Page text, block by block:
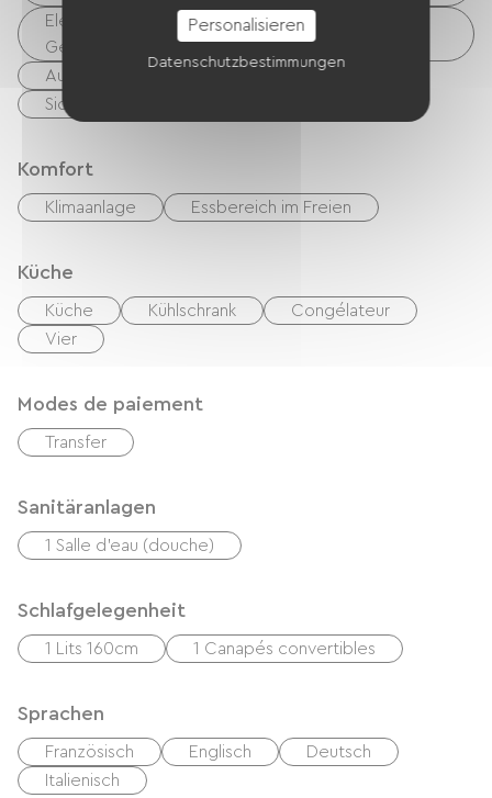
Elektrische Ladestation (für E-Bike-Akkus, GPS-
Geräte usw.)
Ausrüstung zur Fahrradreinigung
Sicherer Fahrradunterstand
Komfort
Klimaanlage Essbereich im Freien
Küche
Küche Kühlschrank
Congélateur
Vier
Modes de paiement
Transfer
Sanitäranlagen
1 Salle d'eau (douche)
Schlafgelegenheit
1 Lits 160cm 1 Canapés convertibles
Sprachen
Französisch Englisch
Deutsch
Italienisch
Personalisieren
Datenschutzbestimmungen